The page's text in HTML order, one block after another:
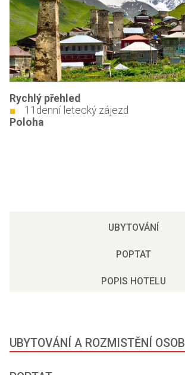
Rychlý přehled
11denní letecký zájezd
Poloha
UBYTOVÁNÍ
POPTAT
POPIS HOTELU
UBYTOVÁNÍ A ROZMISTĚNÍ OSOB